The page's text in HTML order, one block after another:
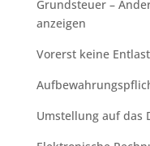
Grundsteuer –
anzeigen
Vorerst keine
Umstellung auf das